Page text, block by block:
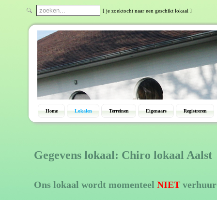
[ je zoektocht naar een geschikt lokaal ]
Home Lokalen Terreinen Eigenaars Registreren
Gegevens lokaal: Chiro lokaal Aalst
Ons lokaal wordt momenteel NIET